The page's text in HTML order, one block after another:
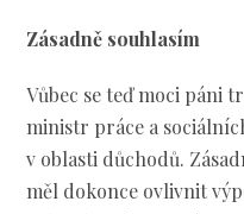
Zásadně souhlasím
Vůbec se teď moci páni
ministr práce a
v oblasti důchodů.
měl dokonce ovlivnit